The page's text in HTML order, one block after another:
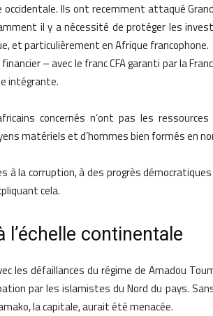
Ils ont recemment attaqué
il y a nécessité de protéger les
et particulièrement en Afrique francophone.
– avec le franc CFA garanti par la
intégrante.
concernés n’ont pas les ressources
matériels et d’hommes bien formés en
à la corruption, à des progrès
cela.
continentale
les défaillances du régime de Amadou
par les islamistes du Nord du pays.
la capitale, aurait été menacée.